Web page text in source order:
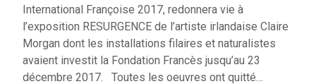
International Françoise 2017, redonnera vie à
l’exposition RESURGENCE de l’artiste irlandaise Claire
Morgan dont les installations filaires et naturalistes
avaient investit la Fondation Francès jusqu’au 23
décembre 2017. Toutes les oeuvres ont quitté…